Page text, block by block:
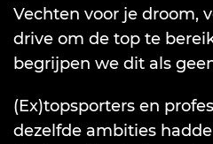
Vechten voor je droom,
drive om de top te
begrijpen we dit als
(Ex)topsporters en
dezelfde ambities